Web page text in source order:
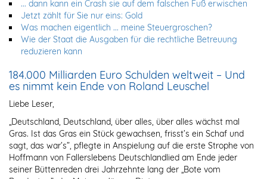
... dann kann ein Crash sie auf dem falschen Fuß erwischen
Jetzt zählt für Sie nur eins: Gold
Was machen eigentlich ... meine Steuergroschen?
Wie der Staat die Ausgaben für die rechtliche Betreuung
reduzieren kann
184.000 Milliarden Euro Schulden weltweit – Und
es nimmt kein Ende von Roland Leuschel
Liebe Leser,
„Deutschland, Deutschland, über alles, über alles wächst mal
Gras. Ist das Gras ein Stück gewachsen, frisst’s ein Schaf und
sagt, das war’s”, pflegte in Anspielung auf die erste Strophe von
Hoffmann von Fallerslebens Deutschlandlied am Ende jeder
seiner Büttenreden drei Jahrzehnte lang der „Bote vom